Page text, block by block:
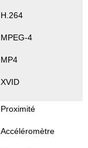
H.264
MPEG-4
MP4
XVID
Proximité
Accéléromètre